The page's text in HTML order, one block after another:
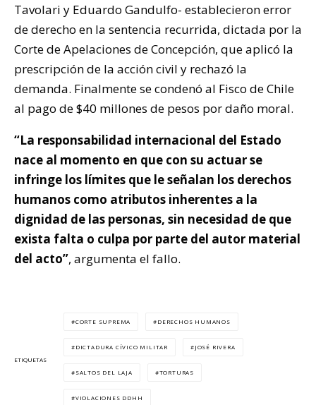
Tavolari y Eduardo Gandulfo- establecieron error
de derecho en la sentencia recurrida, dictada por la
Corte de Apelaciones de Concepción, que aplicó la
prescripción de la acción civil y rechazó la
demanda. Finalmente se condenó al Fisco de Chile
al pago de $40 millones de pesos por daño moral.
“La responsabilidad internacional del Estado
nace al momento en que con su actuar se
infringe los límites que le señalan los derechos
humanos como atributos inherentes a la
dignidad de las personas, sin necesidad de que
exista falta o culpa por parte del autor material
del acto”, argumenta el fallo.
ETIQUETAS
CORTE SUPREMA DERECHOS HUMANOS
DICTADURA CÍVICO MILITAR JOSÉ RIVERA
SALTOS DEL LAJA TORTURAS
VIOLACIONES DDHH